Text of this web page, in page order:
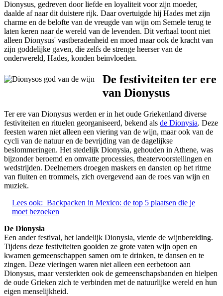
Dionysus, gedreven door liefde en loyaliteit voor zijn moeder,
daalde af naar dit duistere rijk. Daar overtuigde hij Hades met zijn
charme en de belofte van de vreugde van wijn om Semele terug te
laten keren naar de wereld van de levenden. Dit verhaal toont niet
alleen Dionysus' vastberadenheid en moed maar ook de kracht van
zijn goddelijke gaven, die zelfs de strenge heerser van de
onderwereld, Hades, konden beïnvloeden.
De festiviteiten ter ere
van Dionysus
Ter ere van Dionysus werden er in het oude Griekenland diverse
festiviteiten en rituelen georganiseerd, bekend als de Dionysia. Deze
feesten waren niet alleen een viering van de wijn, maar ook van de
cycli van de natuur en de bevrijding van de dagelijkse
beslommeringen. Het stedelijk Dionysia, gehouden in Athene, was
bijzonder beroemd en omvatte processies, theatervoorstellingen en
wedstrijden. Deelnemers droegen maskers en dansten op het ritme
van fluiten en trommels, zich overgevend aan de roes van wijn en
muziek.
Lees ook: Backpacken in Mexico: de top 5 plaatsen die je
moet bezoeken
De Dionysia
Een ander festival, het landelijk Dionysia, vierde de wijnbereiding.
Tijdens deze festiviteiten gooiden ze grote vaten wijn open en
kwamen gemeenschappen samen om te drinken, te dansen en te
zingen. Deze vieringen waren niet alleen een eerbetoon aan
Dionysus, maar versterkten ook de gemeenschapsbanden en hielpen
de oude Grieken zich te verbinden met de natuurlijke wereld en hun
eigen menselijkheid.